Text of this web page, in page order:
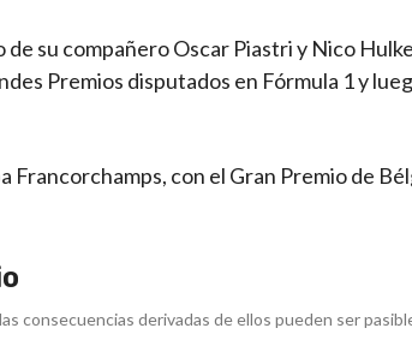
su compañero Oscar Piastri y Nico
Premios disputados en Fórmula 1 y
Francorchamps, con el Gran Premio de
consecuencias derivadas de ellos pueden ser